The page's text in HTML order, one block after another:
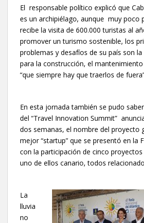
El responsable político explicó que
es un archipiélago, aunque muy poco
recibe la visita de 600.000 turistas al
promover un turismo sostenible, los
problemas y desafíos de su país son
para la construcción, el
“que siempre hay que traerlos de
En esta jornada también se pudo
del “Travel Innovation Summit”
dos semanas, el nombre del proyecto
mejor “startup” que se presentó en la
con la participación de cinco
uno de ellos canario, todos
La
lluvia
no